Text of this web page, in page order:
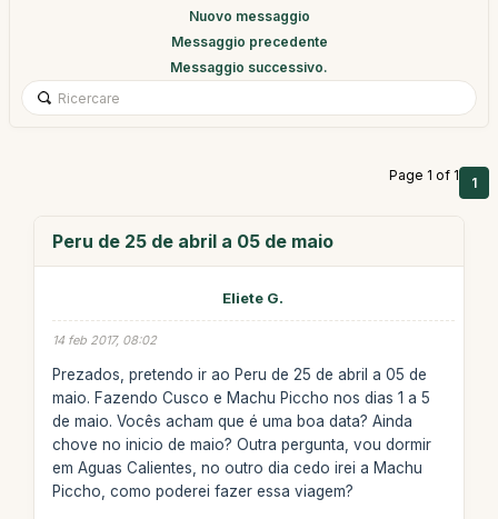
Nuovo messaggio
Messaggio precedente
Messaggio successivo.
Page 1 of 1 1
Peru de 25 de abril a 05 de maio
Eliete G.
14 feb 2017, 08:02
Prezados, pretendo ir ao Peru de 25 de abril a 05 de
maio. Fazendo Cusco e Machu Piccho nos dias 1 a 5
de maio. Vocês acham que é uma boa data? Ainda
chove no inicio de maio? Outra pergunta, vou dormir
em Aguas Calientes, no outro dia cedo irei a Machu
Piccho, como poderei fazer essa viagem?